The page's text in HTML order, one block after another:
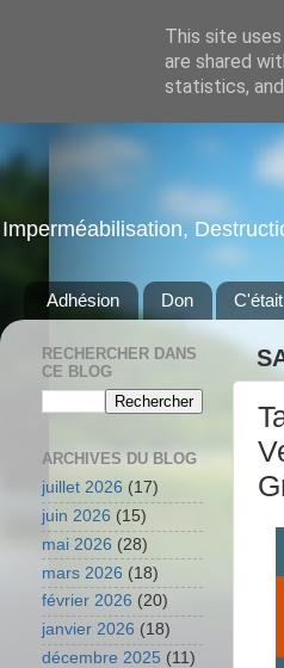
Imperméabilisation,
Adhésion Don
RECHERCHER DANS
CE BLOG
ARCHIVES DU BLOG
juillet 2026 (17)
juin 2026 (15)
mai 2026 (28)
mars 2026 (18)
février 2026 (20)
janvier 2026 (18)
décembre 2025 (11)
This site
are shared
statistics,